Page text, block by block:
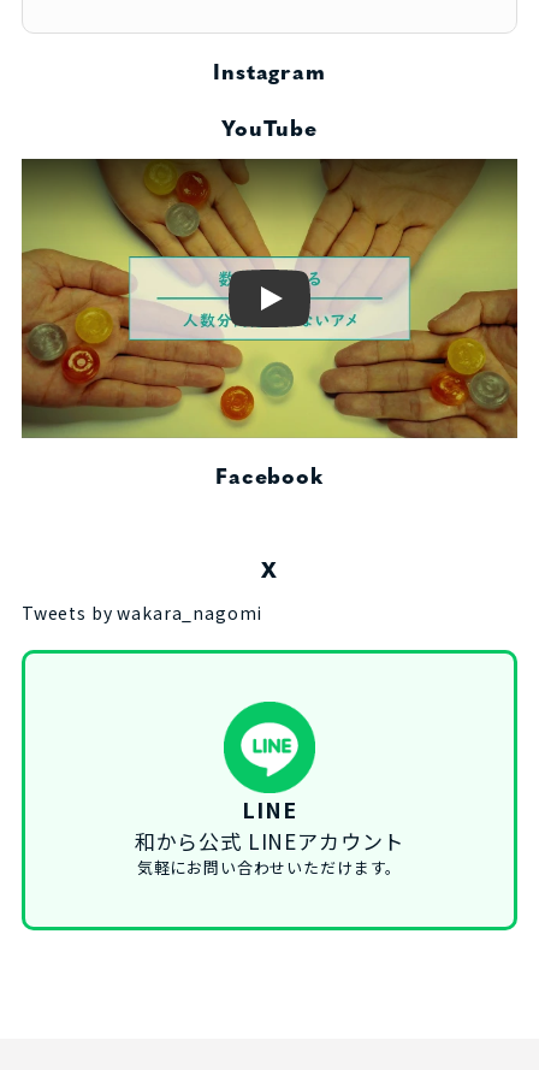
Instagram
YouTube
Play
Facebook
X
Tweets by wakara_nagomi
LINE
和から公式 LINEアカウント
気軽にお問い合わせいただけます。